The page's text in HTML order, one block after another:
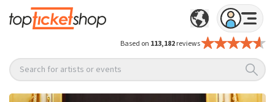
Based on 113,182reviews
Search for artists or events